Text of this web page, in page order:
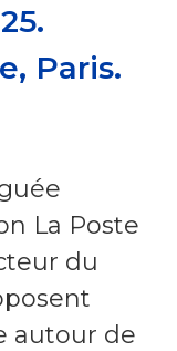
Paris.
La Poste
du
autour de